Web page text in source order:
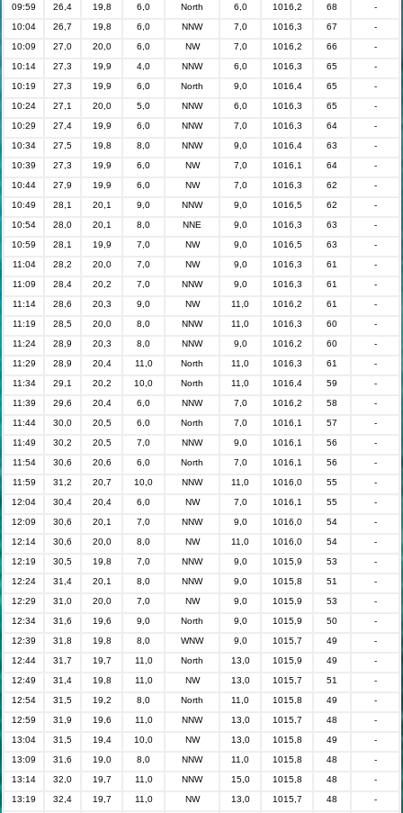
09:59
26,4 19,8 6,0 North 6,0 1016,2 68
-
10:04
26,7 19,8 6,0 NNW 7,0 1016,3 67
-
10:09
27,0 20,0 6,0 NW 7,0 1016,2 66
-
10:14
27,3 19,9 4,0 NNW 6,0 1016,3 65
-
10:19
27,3 19,9 6,0 North 9,0 1016,4 65
-
10:24
27,1 20,0 5,0 NNW 6,0 1016,3 65
-
10:29
27,4 19,9 6,0 NNW 7,0 1016,3 64
-
10:34
27,5 19,8 8,0 NNW 9,0 1016,4 63
-
10:39
27,3 19,9 6,0 NW 7,0 1016,1 64
-
10:44
27,9 19,9 6,0 NW 7,0 1016,3 62
-
10:49
28,1 20,1 9,0 NNW 9,0 1016,5 62
-
10:54
28,0 20,1 8,0 NNE 9,0 1016,3 63
-
10:59
28,1 19,9 7,0 NW 9,0 1016,5 63
-
11:04
28,2 20,0 7,0 NW 9,0 1016,3 61
-
11:09
28,4 20,2 7,0 NNW 9,0 1016,3 61
-
11:14
28,6 20,3 9,0 NW 11,0 1016,2 61
-
11:19
28,5 20,0 8,0 NNW 11,0 1016,3 60
-
11:24
28,9 20,3 8,0 NNW 9,0 1016,2 60
-
11:29
28,9 20,4 11,0 North 11,0 1016,3 61
-
11:34
29,1 20,2 10,0 North 11,0 1016,4 59
-
11:39
29,6 20,4 6,0 NNW 7,0 1016,2 58
-
11:44
30,0 20,5 6,0 North 7,0 1016,1 57
-
11:49
30,2 20,5 7,0 NNW 9,0 1016,1 56
-
11:54
30,6 20,6 6,0 North 7,0 1016,1 56
-
11:59
31,2 20,7 10,0 NNW 11,0 1016,0 55
-
12:04
30,4 20,4 6,0 NW 7,0 1016,1 55
-
12:09
30,6 20,1 7,0 NNW 9,0 1016,0 54
-
12:14
30,6 20,0 8,0 NW 11,0 1016,0 54
-
12:19
30,5 19,8 7,0 NNW 9,0 1015,9 53
-
12:24
31,4 20,1 8,0 NNW 9,0 1015,8 51
-
12:29
31,0 20,0 7,0 NW 9,0 1015,9 53
-
12:34
31,6 19,6 9,0 North 9,0 1015,9 50
-
12:39
31,8 19,8 8,0 WNW 9,0 1015,7 49
-
12:44
31,7 19,7 11,0 North 13,0 1015,9 49
-
12:49
31,4 19,8 11,0 NW 13,0 1015,7 51
-
12:54
31,5 19,2 8,0 North 11,0 1015,8 49
-
12:59
31,9 19,6 11,0 NNW 13,0 1015,7 48
-
13:04
31,5 19,4 10,0 NW 13,0 1015,8 49
-
13:09
31,6 19,0 8,0 NNW 11,0 1015,8 48
-
13:14
32,0 19,7 11,0 NNW 15,0 1015,8 48
-
13:19
32,4 19,7 11,0 NW 13,0 1015,7 48
-